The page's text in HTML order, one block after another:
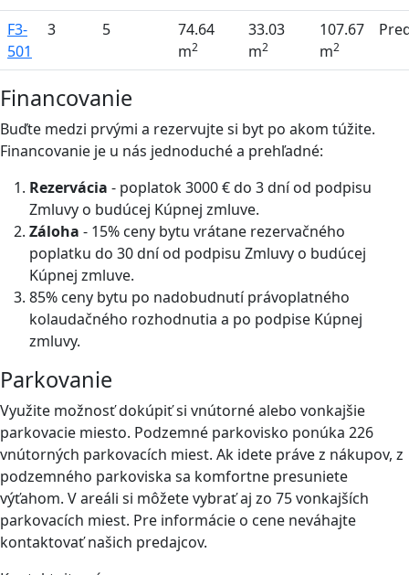
F3-
501
3 5
74.64
m2
33.03
m2
107.67
m2
Financovanie
Buďte medzi prvými a rezervujte si byt po akom túžite.
Financovanie je u nás jednoduché a prehľadné:
Rezervácia - poplatok 3000 € do 3 dní od podpisu
Zmluvy o budúcej Kúpnej zmluve.
Záloha - 15% ceny bytu vrátane rezervačného
poplatku do 30 dní od podpisu Zmluvy o budúcej
Kúpnej zmluve.
85% ceny bytu po nadobudnutí právoplatného
kolaudačného rozhodnutia a po podpise Kúpnej
zmluvy.
Parkovanie
Využite možnosť dokúpiť si vnútorné alebo vonkajšie
parkovacie miesto. Podzemné parkovisko ponúka 226
vnútorných parkovacích miest. Ak idete práve z nákupov, z
podzemného parkoviska sa komfortne presuniete
výťahom. V areáli si môžete vybrať aj zo 75 vonkajších
parkovacích miest. Pre informácie o cene neváhajte
kontaktovať našich predajcov.